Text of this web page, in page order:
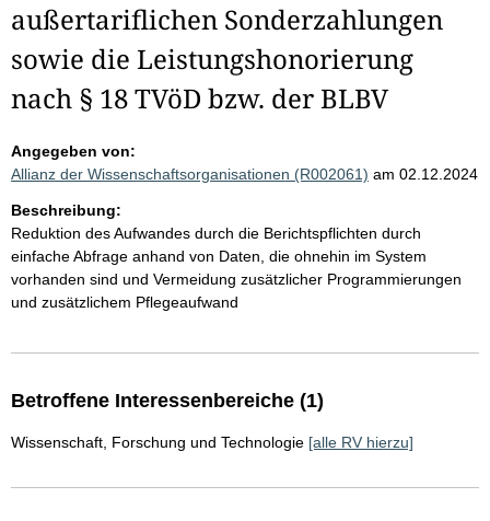
außertariflichen Sonderzahlungen
sowie die Leistungshonorierung
nach § 18 TVöD bzw. der BLBV
Angegeben von:
Allianz der Wissenschaftsorganisationen (R002061) am 02.12.2024
Beschreibung:
Reduktion des Aufwandes durch die Berichtspflichten durch
einfache Abfrage anhand von Daten, die ohnehin im System
vorhanden sind und Vermeidung zusätzlicher Programmierungen
und zusätzlichem Pflegeaufwand
Betroffene Interessenbereiche (1)
Wissenschaft, Forschung und Technologie [alle RV hierzu]